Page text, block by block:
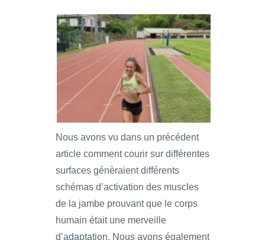
Nous avons vu dans un précédent
article comment courir sur différentes
surfaces génèraient différents
schémas d’activation des muscles
de la jambe prouvant que le corps
humain était une merveille
d’adaptation. Nous avons également